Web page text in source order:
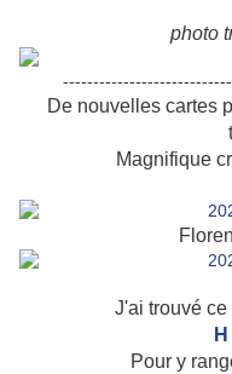
photo
De nouvelles cartes
Magnifique
J'ai trouvé
Pour y